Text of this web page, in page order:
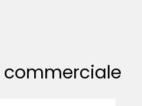
commerciale